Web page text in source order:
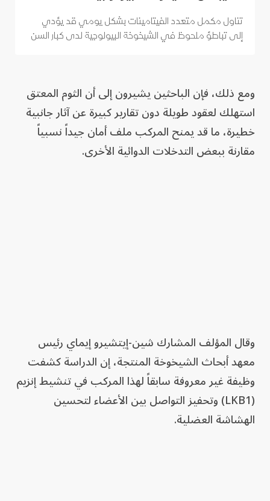
تناول مكمل متعدد الفيتامينات بشكل يومي قد يؤدي
إلى تباطؤ ملحوظ في الشيخوخة البيولوجية لدى كبار السن
ومع ذلك، فإن الباحثين يشيرون إلى أن الثوم المعتق
استهلك لعقود طويلة دون تقارير كبيرة عن آثار جانبية
خطيرة، ما قد يمنح المركب ملف أمان جيداً نسبياً
مقارنة ببعض التدخلات الدوائية الأخرى.
وقال المؤلف المشارك شين-إيتشيرو إيماي رئيس
معهد أبحاث الشيخوخة المنتجة، إن الدراسة كشفت
وظيفة غير معروفة سابقاً لهذا المركب في تنشيط إنزيم
(LKB1) وتحفيز التواصل بين الأعضاء لتحسين
الهشاشة العضلية.